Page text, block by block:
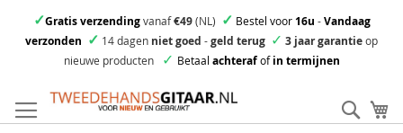
✓Gratis verzendingvanaf€49(NL) ✓ Bestel voor16u -Vandaag
verzonden ✓ 14 dagen niet goed -geld terug ✓ 3 jaar garantieop
nieuwe producten
✓ Betaal achterafofin termijnen
direct
door